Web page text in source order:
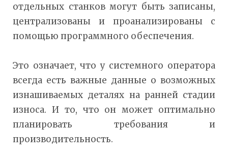
отдельных станков могут быть записаны,
централизованы и проанализированы с
помощью программного обеспечения.
Это означает, что у системного оператора
всегда есть важные данные о возможных
изнашиваемых деталях на ранней стадии
износа. И то, что он может оптимально
планировать требования и
производительность.